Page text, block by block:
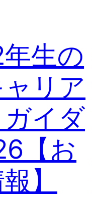
生の
リア
イダ
【お
】